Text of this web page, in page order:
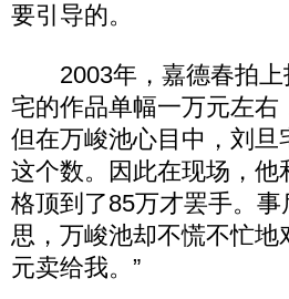
要引导的。
2003年，嘉德春拍上
宅的作品单幅一万元左
但在万峻池心目中，刘
这个数。因此在现场，
格顶到了85万才罢手。
思，万峻池却不慌不忙地
元卖给我。”